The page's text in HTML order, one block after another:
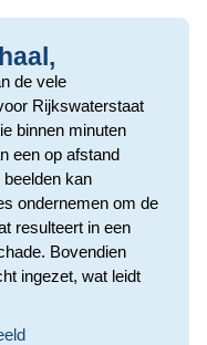
de vele
Rijkswaterstaat
binnen minuten
een op afstand
kan
ondernemen om de
resulteert in een
Bovendien
ingezet, wat leidt